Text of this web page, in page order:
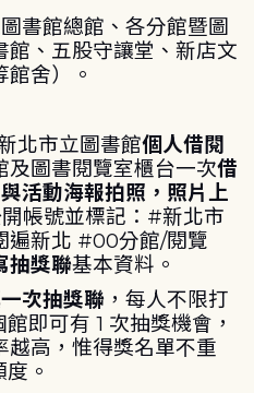
書館總館、各分館暨圖
館、五股守讓堂、新店文
舍）。
北市立圖書館個人借閱
及圖書閱覽室櫃台一次借
活動海報拍照，照片上
開帳號並標記：#新北市
遍新北 #00分館/閱覽
抽獎聯基本資料。
次抽獎聯 ，每人不限打
即可有 1 次抽獎機會，
越高，惟得獎名單不重
。